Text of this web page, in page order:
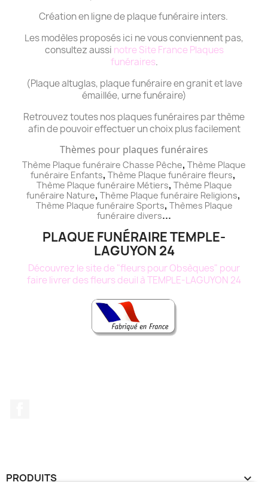
Création en ligne de plaque funéraire inters.
Les modèles proposés ici ne vous conviennent pas,
consultez aussi notre Site France Plaques
funéraires.
(Plaque altuglas, plaque funéraire en granit et lave
émaillée, urne funéraire)
Retrouvez toutes nos plaques funéraires par thème
afin de pouvoir effectuer un choix plus facilement
Thèmes pour plaques funéraires
Thème Plaque funéraire Chasse Pêche, Thème Plaque
funéraire Enfants, Thème Plaque funéraire fleurs,
Thème Plaque funéraire Métiers, Thème Plaque
funéraire Nature, Thème Plaque funéraire Religions,
Thème Plaque funéraire Sports, Thèmes Plaque
funéraire divers...
PLAQUE FUNÉRAIRE TEMPLE-
LAGUYON 24
Découvrez le site de "fleurs pour Obsèques" pour
faire livrer des fleurs deuil à TEMPLE-LAGUYON 24
PRODUITS 